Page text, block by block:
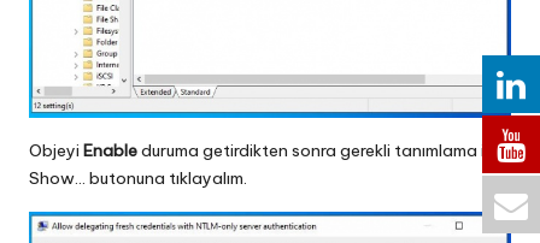
Objeyi Enableduruma getirdikten sonra gerekli tanımlama için
Show… butonuna tıklayalım.